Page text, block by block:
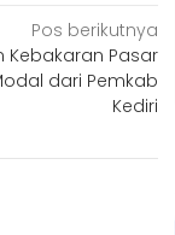
Pos berikutnya
Kebakaran Pasar
dari Pemkab
Kediri